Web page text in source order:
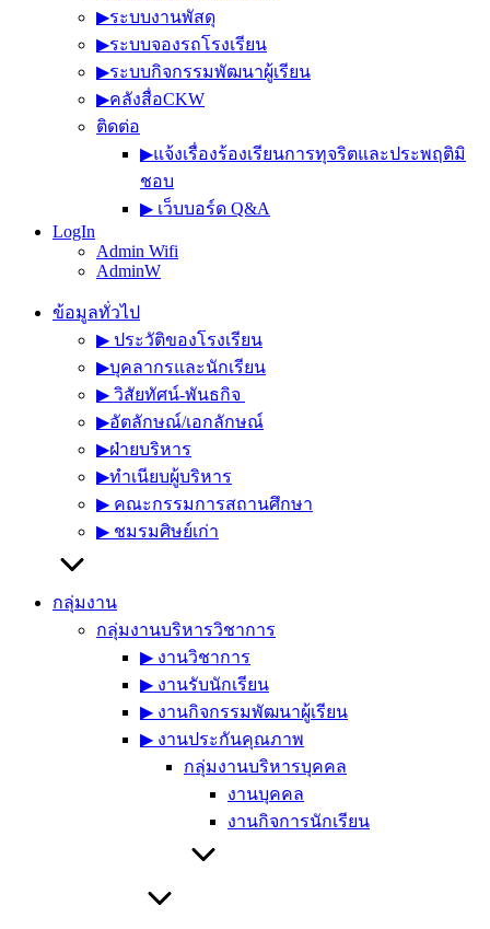
▶︎ระบบงานพัสดุ
▶︎ระบบจองรถโรงเรียน
▶︎ระบบกิจกรรมพัฒนาผู้เรียน
▶︎คลังสื่อCKW
ติดต่อ
▶︎แจ้งเรื่องร้องเรียนการทุจริตและประพฤติมิ
ชอบ
▶︎ เว็บบอร์ด Q&A
LogIn
Admin Wifi
AdminW
ข้อมูลทั่วไป
▶︎ ประวัติของโรงเรียน
▶︎บุคลากรและนักเรียน
▶︎ วิสัยทัศน์-พันธกิจ
▶︎อัตลักษณ์/เอกลักษณ์
▶︎ฝ่ายบริหาร
▶︎ทำเนียบผู้บริหาร
▶︎ คณะกรรมการสถานศึกษา
▶︎ ชมรมศิษย์เก่า
กลุ่มงาน
กลุ่มงานบริหารวิชาการ
▶︎ งานวิชาการ
▶︎ งานรับนักเรียน
▶︎ งานกิจกรรมพัฒนาผู้เรียน
▶︎ งานประกันคุณภาพ
กลุ่มงานบริหารบุคคล
งานบุคคล
งานกิจการนักเรียน